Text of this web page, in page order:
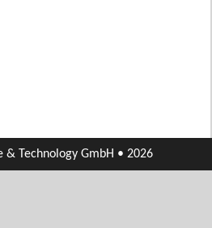
Technology GmbH • 2026